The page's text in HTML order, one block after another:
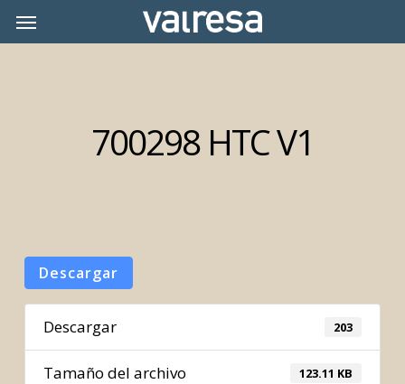
Menu
700298 HTC V1
Descargar
Descargar 203
Tamaño del archivo 123.11 KB